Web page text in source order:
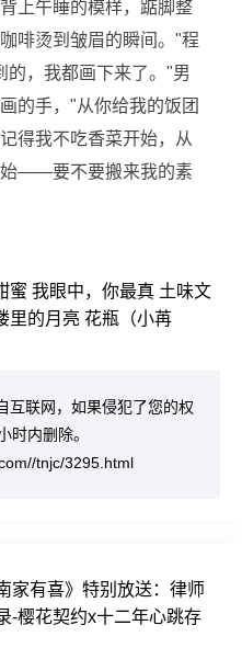
上午睡的模样，踮脚整
啡烫到皱眉的瞬间。"程
的，我都画下来了。"男
的手，"从你给我的饭团
得我不吃香菜开始，从
始——要不要搬来我的素
蜜 我眼中，你最真 土味文
里的月亮 花瓶（小苒
互联网，如果侵犯了您的权
时内删除。
tnjc/3295.html
家有喜》特别放送：律师
-樱花契约x十二年心跳存